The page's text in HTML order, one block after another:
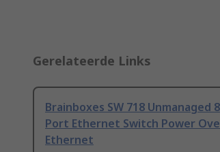
Gerelateerde Links
Brainboxes SW 718 Unmanaged 8
Port Ethernet Switch Power
Ethernet